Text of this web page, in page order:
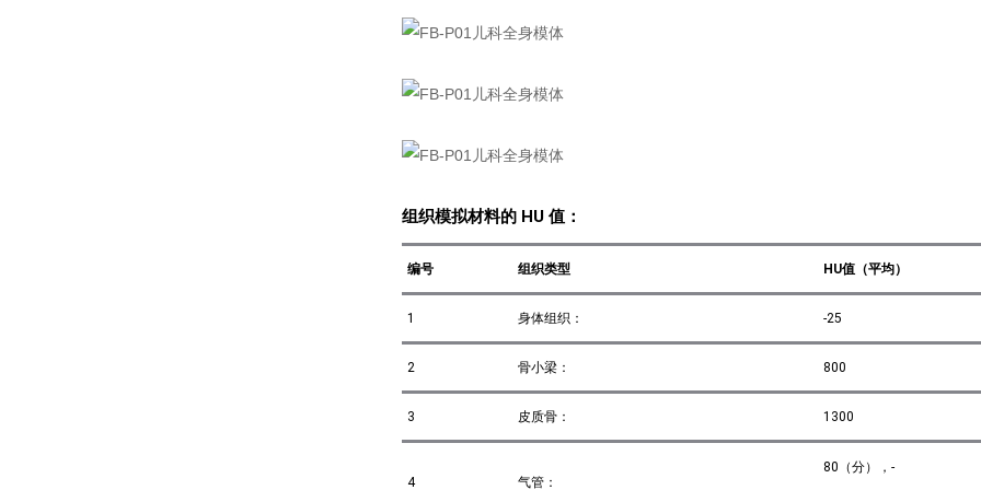
组织模拟材料的 HU 值：
编号 组织类型 HU值（平均）
1 身体组织： -25
2 骨小梁： 800
3 皮质骨： 1300
4 气管：
80（分），-